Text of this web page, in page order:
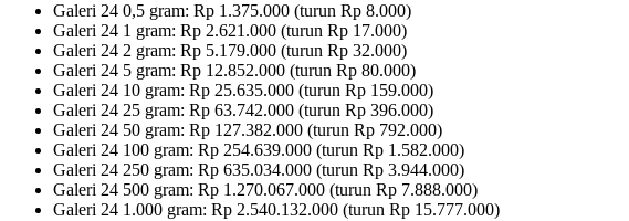
Galeri 24 0,5 gram: Rp 1.375.000 (turun Rp 8.000)
Galeri 24 1 gram: Rp 2.621.000 (turun Rp 17.000)
Galeri 24 2 gram: Rp 5.179.000 (turun Rp 32.000)
Galeri 24 5 gram: Rp 12.852.000 (turun Rp 80.000)
Galeri 24 10 gram: Rp 25.635.000 (turun Rp 159.000)
Galeri 24 25 gram: Rp 63.742.000 (turun Rp 396.000)
Galeri 24 50 gram: Rp 127.382.000 (turun Rp 792.000)
Galeri 24 100 gram: Rp 254.639.000 (turun Rp 1.582.000)
Galeri 24 250 gram: Rp 635.034.000 (turun Rp 3.944.000)
Galeri 24 500 gram: Rp 1.270.067.000 (turun Rp 7.888.000)
Galeri 24 1.000 gram: Rp 2.540.132.000 (turun Rp 15.777.000)